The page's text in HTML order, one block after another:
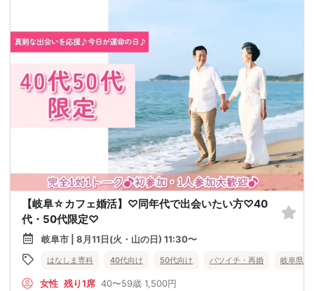
【岐阜☆カフェ婚活】♡同年代で出会いたい方♡40
代・50代限定♡
岐阜市 | 8月11日(火・山の日) 11:30〜
はなしま専科 40代向け 50代向け バツイチ・再婚 岐阜県
女性 残り1席 40〜59歳 1,500円